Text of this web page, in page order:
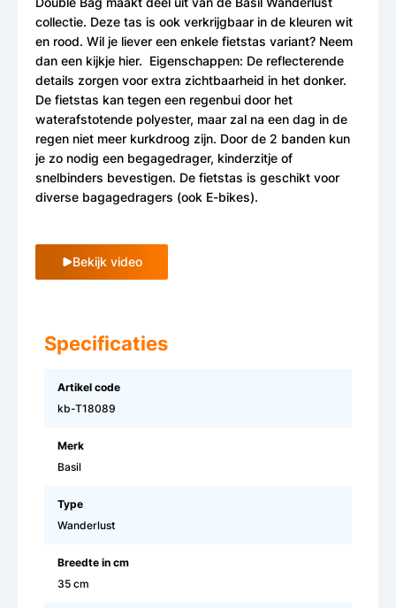
collectie. Deze tas is ook verkrijgbaar in de kleuren wit
en rood. Wil je liever een enkele fietstas variant? Neem
dan een kijkje hier. Eigenschappen: De reflecterende
details zorgen voor extra zichtbaarheid in het donker.
De fietstas kan tegen een regenbui door het
waterafstotende polyester, maar zal na een dag in de
regen niet meer kurkdroog zijn. Door de 2 banden kun
je zo nodig een begagedrager, kinderzitje of
snelbinders bevestigen. De fietstas is geschikt voor
diverse bagagedragers (ook E-bikes).
Bekijk video
Specificaties
Artikel code
kb-T18089
Merk
Basil
Type
Wanderlust
Breedte in cm
35 cm